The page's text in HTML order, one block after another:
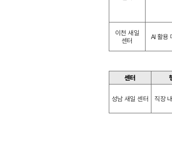
이천 새일
센터
AI 활용
센터
성남 새일 센터 직장